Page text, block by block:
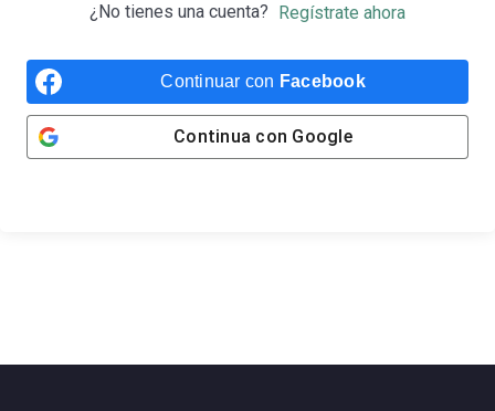
¿No tienes una cuenta? Regístrate ahora
Continuar con Facebook
Continua con Google